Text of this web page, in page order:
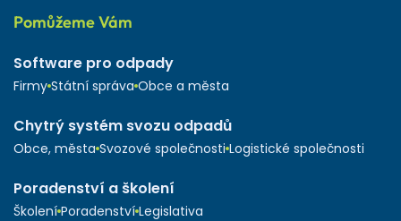
Pomůžeme Vám
Software pro odpady
Firmy Státní správa Obce a města
Chytrý systém svozu odpadů
Obce, města Svozové společnosti Logistické společnosti
Poradenství a školení
Školení Poradenství Legislativa